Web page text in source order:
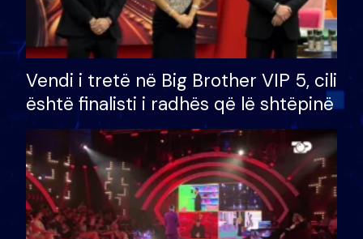
Vendi i tretë në Big Brother VIP 5, cili
është finalisti i radhës që lë shtëpinë